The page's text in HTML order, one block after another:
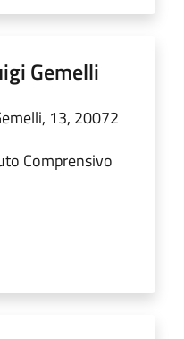
Gemelli
13, 20072
Comprensivo